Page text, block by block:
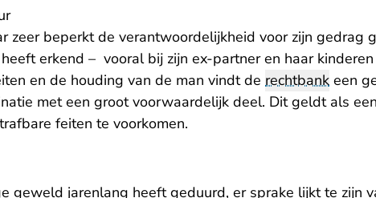
zeer beperkt de verantwoordelijkheid voor zijn gedrag
erkend – vooral bij zijn ex-partner en haar
en de houding van de man vindt de rechtbank een
met een groot voorwaardelijk deel. Dit geldt als
feiten te voorkomen.
geweld jarenlang heeft geduurd, er sprake lijkt te zijn